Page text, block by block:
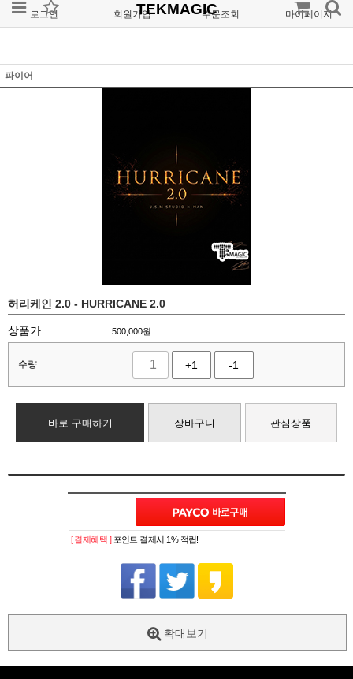
로그인 회원가입 주문조회 마이페이지
TEKMAGIC
파이어
허리케인 2.0 - HURRICANE 2.0
상품가 500,000원
수량 +1 -1
바로 구매하기 장바구니 관심상품
[ 결제혜택 ] 포인트 결제시 1% 적립!
확대보기